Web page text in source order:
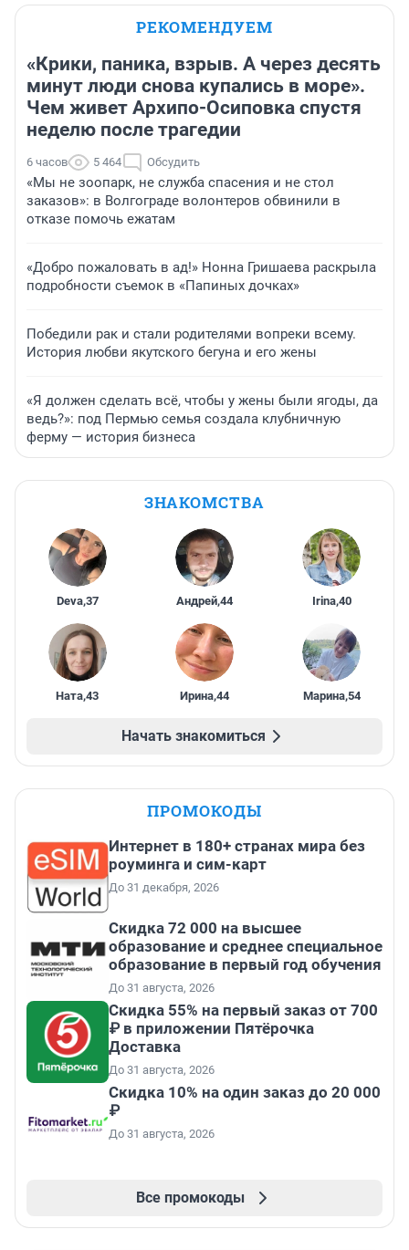
РЕКОМЕНДУЕМ
«Крики, паника, взрыв. А через десять
минут люди снова купались в море».
Чем живет Архипо-Осиповка спустя
неделю после трагедии
6 часов 5 464 Обсудить
«Мы не зоопарк, не служба спасения и не стол
заказов»: в Волгограде волонтеров обвинили в
отказе помочь ежатам
«Добро пожаловать в ад!» Нонна Гришаева раскрыла
подробности съемок в «Папиных дочках»
Победили рак и стали родителями вопреки всему.
История любви якутского бегуна и его жены
«Я должен сделать всё, чтобы у жены были ягоды, да
ведь?»: под Пермью семья создала клубничную
ферму — история бизнеса
ЗНАКОМСТВА
Deva,37 Андрей,44 Irina,40
Ната,43 Ирина,44 Марина,54
Начать знакомиться
ПРОМОКОДЫ
Интернет в 180+ странах мира без
роуминга и сим-карт
До 31 декабря, 2026
Скидка 72 000 на высшее
образование и среднее специальное
образование в первый год обучения
До 31 августа, 2026
Скидка 55% на первый заказ от 700
₽ в приложении Пятёрочка
Доставка
До 31 августа, 2026
Скидка 10% на один заказ до 20 000
₽
До 31 августа, 2026
Все промокоды